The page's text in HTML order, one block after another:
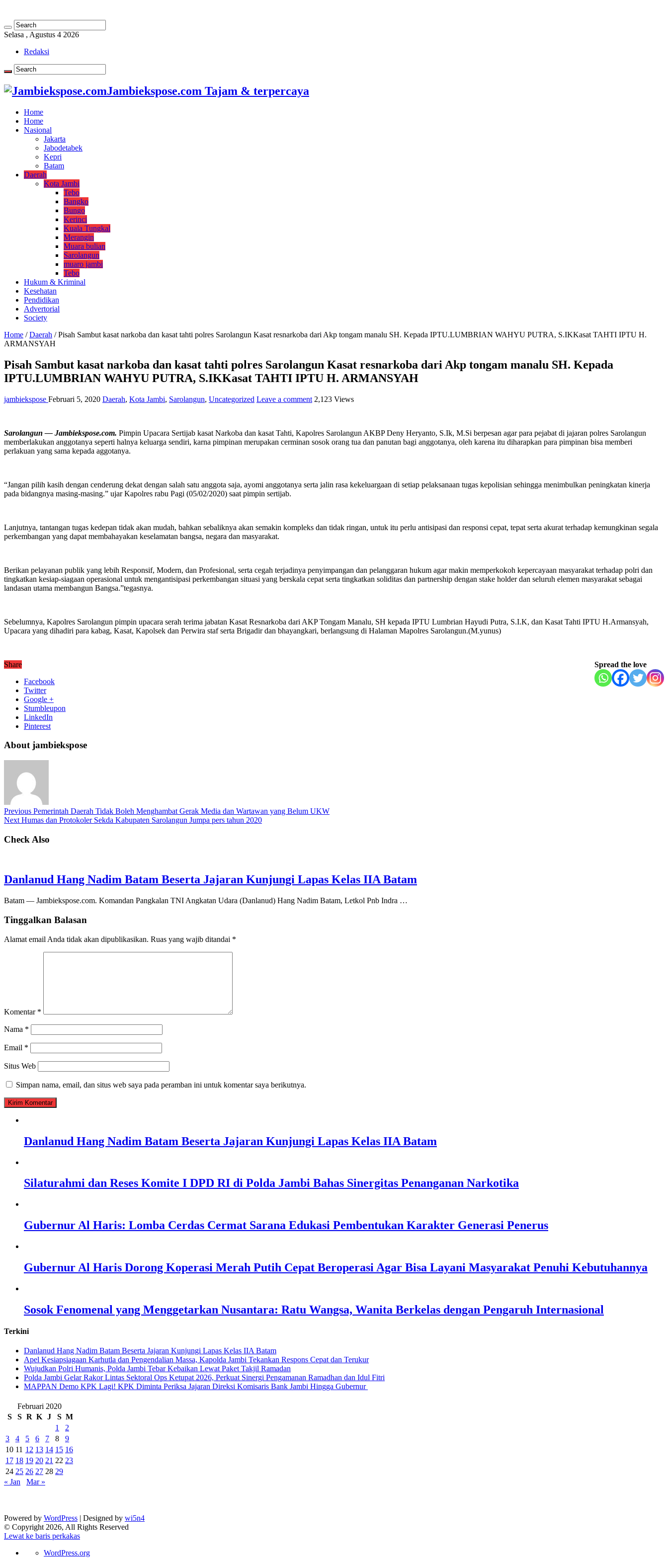
Selasa , Agustus 4 2026
Redaksi
Jambiekspose.com Tajam & terpercaya
Home
Home
Nasional
Jakarta
Jabodetabek
Kepri
Batam
Daerah
Kota Jambi
Tebo
Bangko
Bungo
Kerinci
Kuala Tungkal
Merangin
Muara bulian
Sarolangun
muaro jambi
Tebo
Hukum & Kriminal
Kesehatan
Pendidikan
Advertorial
Society
Home / Daerah / Pisah Sambut kasat narkoba dan kasat tahti polres Sarolangun Kasat resnarkoba dari Akp tongam manalu SH. Kepada IPTU.LUMBRIAN WAHYU PUTRA, S.IKKasat TAHTI IPTU H.
ARMANSYAH
Pisah Sambut kasat narkoba dan kasat tahti polres Sarolangun Kasat resnarkoba dari Akp tongam manalu SH. Kepada
IPTU.LUMBRIAN WAHYU PUTRA, S.IKKasat TAHTI IPTU H. ARMANSYAH
jambiekspose Februari 5, 2020 Daerah, Kota Jambi, Sarolangun, Uncategorized Leave a comment 2,123 Views
Sarolangun — Jambiekspose.com. Pimpin Upacara Sertijab kasat Narkoba dan kasat Tahti, Kapolres Sarolangun AKBP Deny Heryanto, S.Ik, M.Si berpesan agar para pejabat di jajaran polres Sarolangun
memberlakukan anggotanya seperti halnya keluarga sendiri, karna pimpinan merupakan cerminan sosok orang tua dan panutan bagi anggotanya, oleh karena itu diharapkan para pimpinan bisa memberi
perlakuan yang sama kepada aggotanya.
“Jangan pilih kasih dengan cenderung dekat dengan salah satu anggota saja, ayomi anggotanya serta jalin rasa kekeluargaan di setiap pelaksanaan tugas kepolisian sehingga menimbulkan peningkatan kinerja
pada bidangnya masing-masing.” ujar Kapolres rabu Pagi (05/02/2020) saat pimpin sertijab.
Lanjutnya, tantangan tugas kedepan tidak akan mudah, bahkan sebaliknya akan semakin kompleks dan tidak ringan, untuk itu perlu antisipasi dan responsi cepat, tepat serta akurat terhadap kemungkinan segala
perkembangan yang dapat membahayakan keselamatan bangsa, negara dan masyarakat.
Berikan pelayanan publik yang lebih Responsif, Modern, dan Profesional, serta cegah terjadinya penyimpangan dan pelanggaran hukum agar makin memperkokoh kepercayaan masyarakat terhadap polri dan
tingkatkan kesiap-siagaan operasional untuk mengantisipasi perkembangan situasi yang berskala cepat serta tingkatkan soliditas dan partnership dengan stake holder dan seluruh elemen masyarakat sebagai
landasan utama membangun Bangsa.”tegasnya.
Sebelumnya, Kapolres Sarolangun pimpin upacara serah terima jabatan Kasat Resnarkoba dari AKP Tongam Manalu, SH kepada IPTU Lumbrian Hayudi Putra, S.I.K, dan Kasat Tahti IPTU H.Armansyah,
Upacara yang dihadiri para kabag, Kasat, Kapolsek dan Perwira staf serta Brigadir dan bhayangkari, berlangsung di Halaman Mapolres Sarolangun.(M.yunus)
Spread the love
Share
Facebook
Twitter
Google +
Stumbleupon
LinkedIn
Pinterest
About jambiekspose
Previous Pemerintah Daerah Tidak Boleh Menghambat Gerak Media dan Wartawan yang Belum UKW
Next Humas dan Protokoler Sekda Kabupaten Sarolangun Jumpa pers tahun 2020
Check Also
Danlanud Hang Nadim Batam Beserta Jajaran Kunjungi Lapas Kelas IIA Batam
Batam — Jambiekspose.com. Komandan Pangkalan TNI Angkatan Udara (Danlanud) Hang Nadim Batam, Letkol Pnb Indra …
Tinggalkan Balasan
Alamat email Anda tidak akan dipublikasikan. Ruas yang wajib ditandai *
Komentar *
Nama *
Email *
Situs Web
Simpan nama, email, dan situs web saya pada peramban ini untuk komentar saya berikutnya.
Danlanud Hang Nadim Batam Beserta Jajaran Kunjungi Lapas Kelas IIA Batam
Silaturahmi dan Reses Komite I DPD RI di Polda Jambi Bahas Sinergitas Penanganan Narkotika
Gubernur Al Haris: Lomba Cerdas Cermat Sarana Edukasi Pembentukan Karakter Generasi Penerus
Gubernur Al Haris Dorong Koperasi Merah Putih Cepat Beroperasi Agar Bisa Layani Masyarakat Penuhi Kebutuhannya
Sosok Fenomenal yang Menggetarkan Nusantara: Ratu Wangsa, Wanita Berkelas dengan Pengaruh Internasional
Terkini
Danlanud Hang Nadim Batam Beserta Jajaran Kunjungi Lapas Kelas IIA Batam
Apel Kesiapsiagaan Karhutla dan Pengendalian Massa, Kapolda Jambi Tekankan Respons Cepat dan Terukur
Wujudkan Polri Humanis, Polda Jambi Tebar Kebaikan Lewat Paket Takjil Ramadan
Polda Jambi Gelar Rakor Lintas Sektoral Ops Ketupat 2026, Perkuat Sinergi Pengamanan Ramadhan dan Idul Fitri
‎MAPPAN Demo KPK Lagi! KPK Diminta Periksa Jajaran Direksi Komisaris Bank Jambi Hingga Gubernur ‎
Februari 2020
S
S R K J S M
1
2
3
4 5 6 7 8
9
10 11 12 13 14 15 16
17 18 19 20 21 22 23
24 25 26 27 28 29
« Jan
Mar »
Powered by WordPress | Designed by wi5n4
© Copyright 2026, All Rights Reserved
Lewat ke baris perkakas
TentangWordPress.org